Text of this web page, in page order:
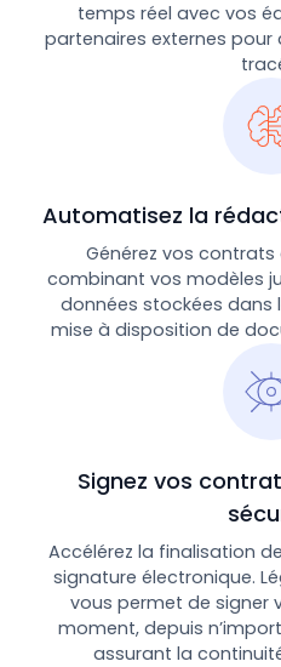
temps réel avec vos
partenaires externes
Automatisez la
Générez vos
combinant vos modèles
données stockées dans
mise à disposition de
Signez vos
Accélérez la finalisation
signature électronique.
vous permet de signer
moment, depuis
assurant la